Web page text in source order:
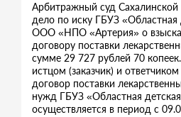
Арбитражный суд Сахалинской
дело по иску ГБУЗ «Областная
ООО «НПО «Артерия» о
договору поставки
сумме 29 727 рублей 70
истцом (заказчик) и
договор поставки
нужд ГБУЗ «Областная
осуществляется в период с